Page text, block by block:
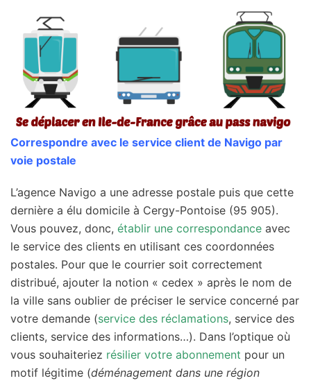
Correspondre avec le service client de Navigo par
voie postale
L’agence Navigo a une adresse postale puis que cette
dernière a élu domicile à Cergy-Pontoise (95 905).
Vous pouvez, donc, établir une correspondance avec
le service des clients en utilisant ces coordonnées
postales. Pour que le courrier soit correctement
distribué, ajouter la notion « cedex » après le nom de
la ville sans oublier de préciser le service concerné par
votre demande (service des réclamations, service des
clients, service des informations…). Dans l’optique où
vous souhaiteriez résilier votre abonnement pour un
motif légitime (déménagement dans une région